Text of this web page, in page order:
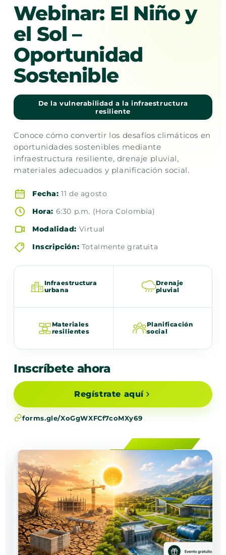
Webinar: El Niño y
el Sol –
Oportunidad
Sostenible
De la vulnerabilidad a la infraestructura
resiliente
Conoce cómo convertir los desafíos climáticos en
oportunidades sostenibles mediante
infraestructura resiliente, drenaje pluvial,
materiales adecuados y planificación social.
Fecha: 11 de agosto
Hora: 6:30 p.m. (Hora Colombia)
Modalidad: Virtual
Inscripción: Totalmente gratuita
Infraestructura
urbana
Drenaje
pluvial
Materiales
resilientes
Planificación
social
Inscríbete ahora
Regístrate aquí
forms.gle/XoGgWXFCf7coMXy69